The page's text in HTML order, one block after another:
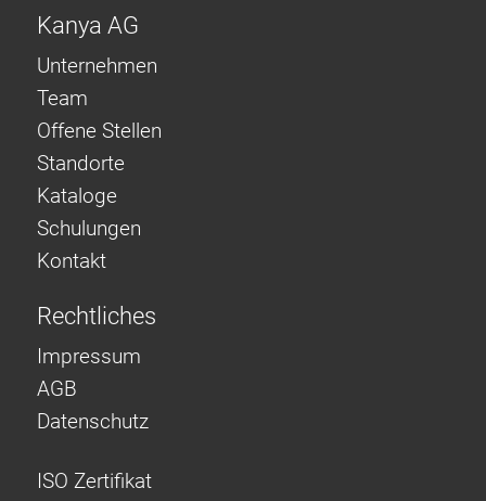
Kanya AG
Unternehmen
Team
Offene Stellen
Standorte
Kataloge
Schulungen
Kontakt
Rechtliches
Impressum
AGB
Datenschutz
ISO Zertifikat